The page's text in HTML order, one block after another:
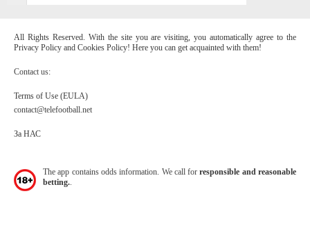
All Rights Reserved. With the site you are visiting, you automatically agree to the
Privacy Policy and Cookies Policy! Here you can get acquainted with them!
Contact us:
Terms of Use (EULA)
contact@telefootball.net
За НАС
The app contains odds information. We call forresponsible and reasonable
betting.